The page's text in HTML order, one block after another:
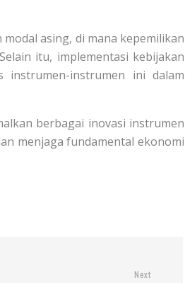
asing, di mana kepemilikan
itu, implementasi kebijakan
instrumen-instrumen ini dalam
berbagai inovasi instrumen
menjaga fundamental ekonomi
Next